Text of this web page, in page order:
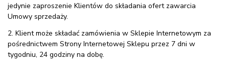
jedynie zaproszenie Klientów do składania ofert zawarcia
Umowy sprzedaży.
2. Klient może składać zamówienia w Sklepie Internetowym za
pośrednictwem Strony Internetowej Sklepu przez 7 dni w
tygodniu, 24 godziny na dobę.